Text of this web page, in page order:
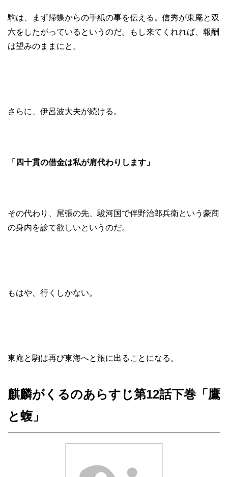
駒は、まず帰蝶からの手紙の事を伝える。信秀が東庵と双
六をしたがっているというのだ。もし来てくれれば、報酬
は望みのままにと。
さらに、伊呂波大夫が続ける。
「四十貫の借金は私が肩代わりします」
その代わり、尾張の先、駿河国で伴野治郎兵衛という豪商
の身内を診て欲しいというのだ。
もはや、行くしかない。
東庵と駒は再び東海へと旅に出ることになる。
麒麟がくるのあらすじ第12話下巻「鷹
と蝮」